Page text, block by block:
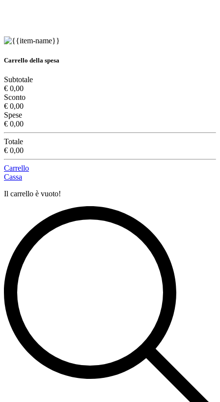
Carrello della spesa
Subtotale
€ 0,00
Sconto
€ 0,00
Spese
€ 0,00
Totale
€ 0,00
Carrello
Cassa
Il carrello è vuoto!